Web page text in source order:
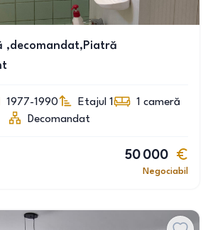
,decomandat,Piatră
1977-1990 Etajul 1 1 cameră
Decomandat
50 000
Negociabil